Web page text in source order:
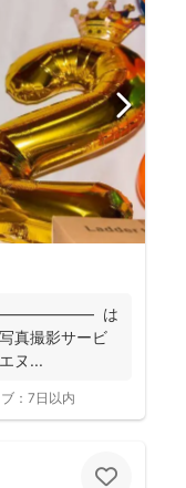
は
真撮影サービ
ヌ...
： 7日以内